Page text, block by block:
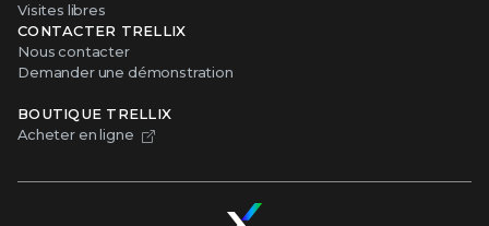
Visites libres
CONTACTER TRELLIX
Nous contacter
Demander une démonstration
BOUTIQUE TRELLIX
Acheter en ligne